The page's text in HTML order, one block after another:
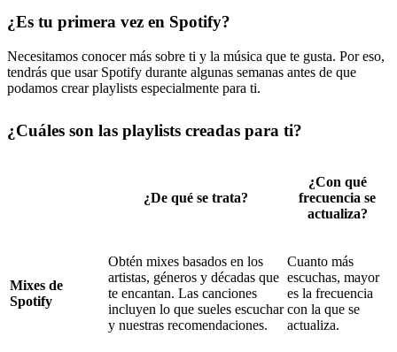
¿Es tu primera vez en Spotify?
Necesitamos conocer más sobre ti y la música que te gusta. Por eso,
tendrás que usar Spotify durante algunas semanas antes de que
podamos crear playlists especialmente para ti.
¿Cuáles son las playlists creadas para ti?
¿De qué se trata?
¿Con qué
frecuencia se
actualiza?
Mixes de
Spotify
Obtén mixes basados en los
artistas, géneros y décadas que
te encantan. Las canciones
incluyen lo que sueles escuchar
y nuestras recomendaciones.
Cuanto más
escuchas, mayor
es la frecuencia
con la que se
actualiza.